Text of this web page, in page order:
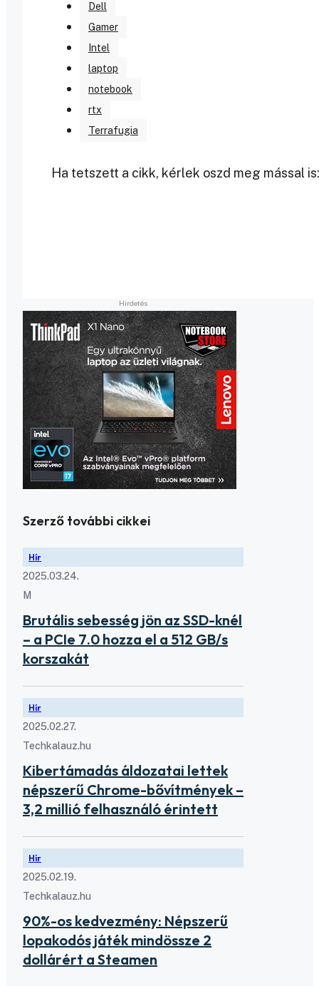
Dell
Gamer
Intel
laptop
notebook
rtx
Terrafugia
Ha tetszett a cikk, kérlek oszd meg mással is:
Szerző további cikkei
Hír
2025.03.24.
M
Brutális sebesség jön az SSD-knél
– a PCIe 7.0 hozza el a 512 GB/s
korszakát
Hír
2025.02.27.
Techkalauz.hu
Kibertámadás áldozatai lettek
népszerű Chrome-bővítmények –
3,2 millió felhasználó érintett
Hír
2025.02.19.
Techkalauz.hu
90%-os kedvezmény: Népszerű
lopakodós játék mindössze 2
dollárért a Steamen